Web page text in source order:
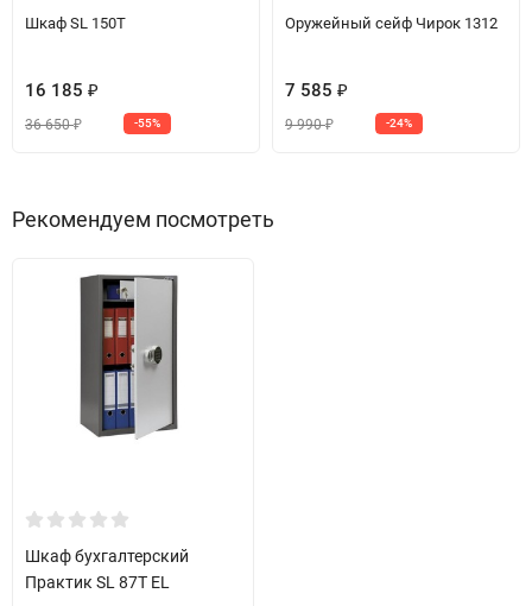
Шкаф SL 150T
16 185 ₽
36 650₽ -55%
Оружейный сейф Чирок 1312
7 585 ₽
9 990₽ -24%
Рекомендуем посмотреть
Шкаф бухгалтерский
Практик SL 87T EL